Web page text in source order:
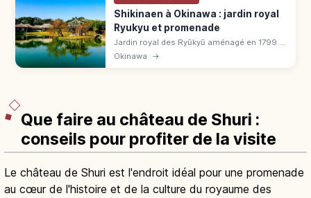
Shikinaen à Okinawa : jardin royal
Ryukyu et promenade
Jardin royal des Ryūkyū aménagé en 1799 à
Naha, inscrit à l'UNESCO en 2000. 42 000
Okinawa →
Que faire au château de Shuri :
conseils pour profiter de la visite
Le château de Shuri est l'endroit idéal pour une promenade
au cœur de l'histoire et de la culture du royaume des